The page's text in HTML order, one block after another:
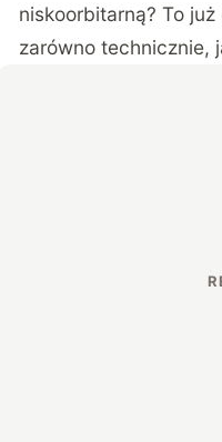
niskoorbitarną? To już
zarówno technicznie,